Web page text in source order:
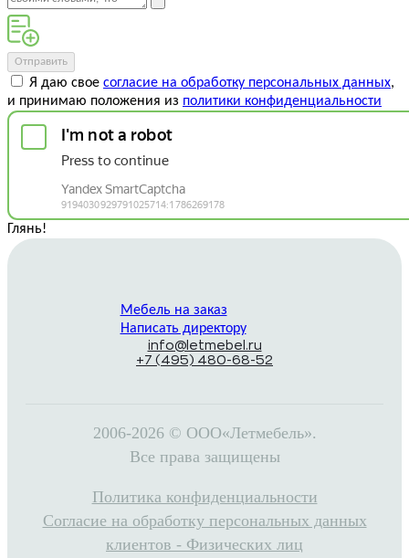
Отправить
Я даю свое согласие на обработку персональных данных,
и принимаю положения из политики конфиденциальности
Глянь!
Мебель на заказ
Написать директору
info@letmebel.ru
+7 (495) 480-68-52
2006-2026 © ООО«Летмебель».
Все права защищены
Политика конфиденциальности
Согласие на обработку персональных данных
клиентов - Физических лиц